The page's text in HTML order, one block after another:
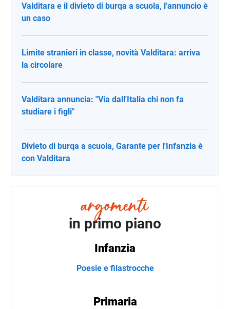
Valditara e il divieto di burqa a scuola, l'annuncio è
un caso
Limite stranieri in classe, novità Valditara: arriva
la circolare
Valditara annuncia: "Via dall'Italia chi non fa
studiare i figli"
Divieto di burqa a scuola, Garante per l'Infanzia è
con Valditara
in primo piano
Infanzia
Poesie e filastrocche
Primaria